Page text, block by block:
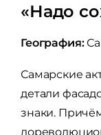
«Надо
География:
Самарские
детали
знаки.